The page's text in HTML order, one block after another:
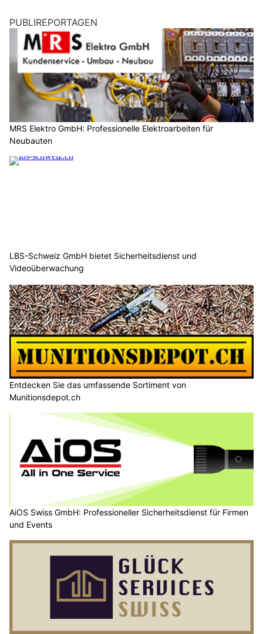
PUBLIREPORTAGEN
MRS Elektro GmbH: Professionelle Elektroarbeiten für
Neubauten
LBS-Schweiz GmbH bietet Sicherheitsdienst und
Videoüberwachung
Entdecken Sie das umfassende Sortiment von
Munitionsdepot.ch
AiOS Swiss GmbH: Professioneller Sicherheitsdienst für Firmen
und Events